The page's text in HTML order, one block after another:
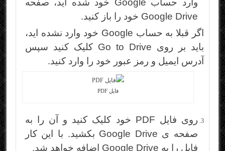
وارد حساب Google خود شده اید، صفحه
Google Drive خود را باز کنید.
اگر قبلا به حساب Google خود وارد نشده اید،
باید بر روی Go to Drive کلیک کنید سپس
آدرس ایمیل و رمز عبور خود را وارد کنید.
فایل PDF
روی فایل PDF خود کلیک کنید و آن را به
صفحه ی Google Drive بکشید. با این کار
فایل را به Google Drive اضافه خواهد شد.